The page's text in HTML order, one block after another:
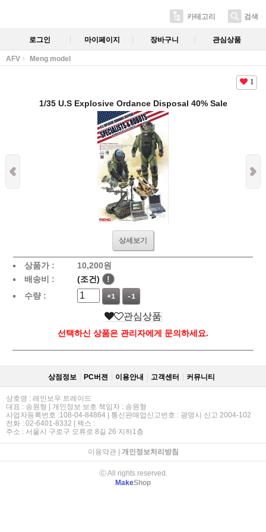
카테고리 검색
로그인 마이페이지 장바구니 관심상품
AFV Meng model
1
1/35 U.S Explosive Ordance Disposal 40% Sale
상세보기
상품가 : 10,200원
배송비 :
(조건)
!
수량 :
+1 -1
관심상품
선택하신 상품은 관리자에게 문의하세요.
상점정보 PC버젼 이용안내 고객센터 커뮤니티
상호명 : 레인보우 트레이드
대표 : 송원형 | 개인정보 보호 책임자 : 송원형
사업자등록번호 :108-04-84864 | 통신판매업신고번호 : 광명시 신고 2004-102
전화 : 02-6401-8332 | 팩스 :
주소 : 서울시 구로구 오류로 8길 26 지하1층
이용약관| 개인정보처리방침
ⓒ All rights reserved.
MakeShop